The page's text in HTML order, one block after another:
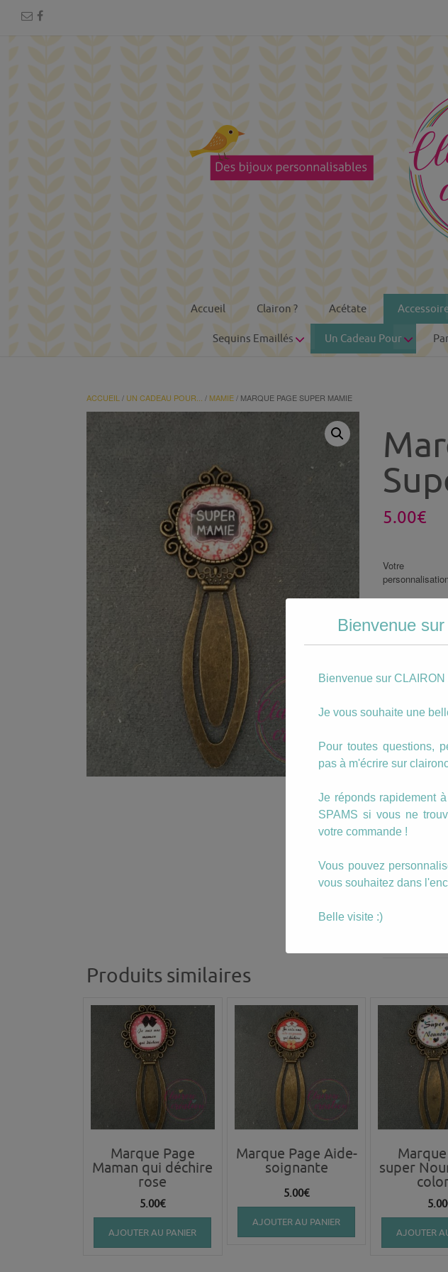
Accueil Clairon ? Acétate
Sequins Emaillés Un Cadeau Pour
ACCUEIL / UN CADEAU POUR... / MAMIE/ MARQUE PAGE SUPER MAMIE
5.00€
Votre
Marque
Super
Mamie
pour...
Marque
(sans
haut du livre.
Produits similaires
Marque Page
Maman qui déchire
rose
5.00€
AJOUTER AU PANIER
Marque Page Aide-
soignante
5.00€
AJOUTER AU PANIER
super
5.00
AJOUTER
Bienvenue
Bienvenue sur CLAIRON
Je vous souhaite une
Pour toutes questions,
pas à m'écrire sur
Je réponds rapidement
SPAMS si vous ne
votre commande !
Vous pouvez
vous souhaitez dans
Belle visite :)